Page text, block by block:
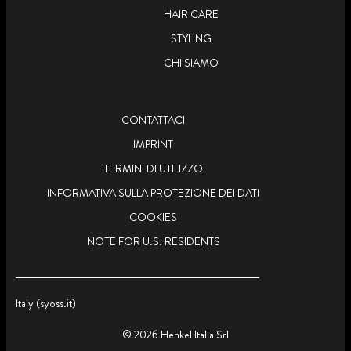
HAIR CARE
STYLING
CHI SIAMO
CONTATTACI
IMPRINT
TERMINI DI UTILIZZO
INFORMATIVA SULLA PROTEZIONE DEI DATI
COOKIES
NOTE FOR U.S. RESIDENTS
Italy (syoss.it)
© 2026 Henkel Italia Srl